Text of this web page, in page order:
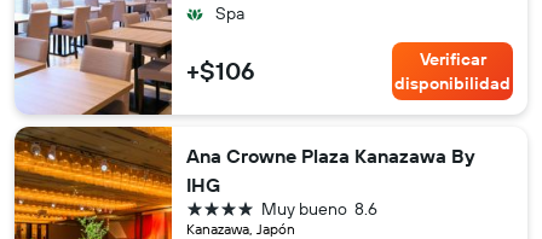
Spa
+$106
Verificar
disponibilidad
Ana Crowne Plaza Kanazawa By
IHG
Kanazawa, Japón
8.6
Muy bueno
4 estrellas